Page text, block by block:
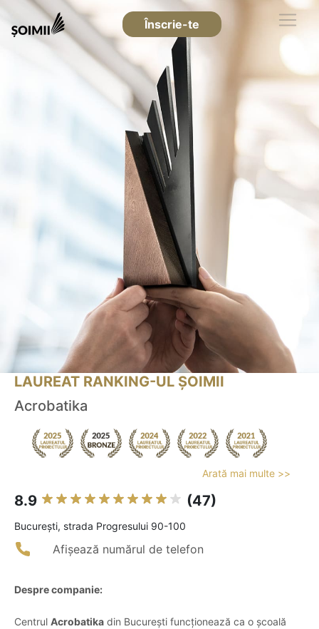
Înscrie-te
LAUREAT RANKING-UL ȘOIMII
Acrobatika
Arată mai multe >>
8.9 (47)
Bucureşti, strada Progresului 90-100
Afișează numărul de telefon
Despre companie:
Centrul Acrobatika din București funcționează ca o școală